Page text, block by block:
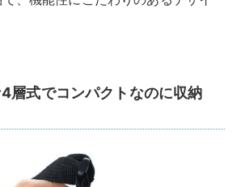
層式でコンパクトなのに収納